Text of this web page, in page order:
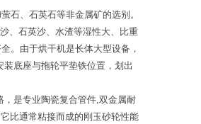
石、石英石等非金属矿的选别。
、石英沙、水渣等湿性大、比重
。由于烘干机是长体大型设备，
底座与拖轮平垫铁位置，划出
是专业陶瓷复合管件,双金属耐
比通常粘接而成的刚玉砂轮性能